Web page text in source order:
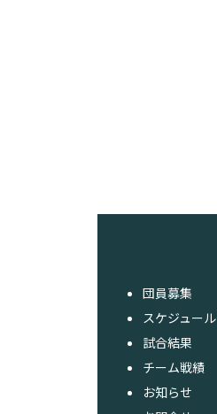
団員募集
スケジュール
試合結果
チーム戦績
お知らせ